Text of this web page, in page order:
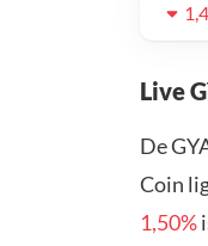
Live
De
Coin
1,50%